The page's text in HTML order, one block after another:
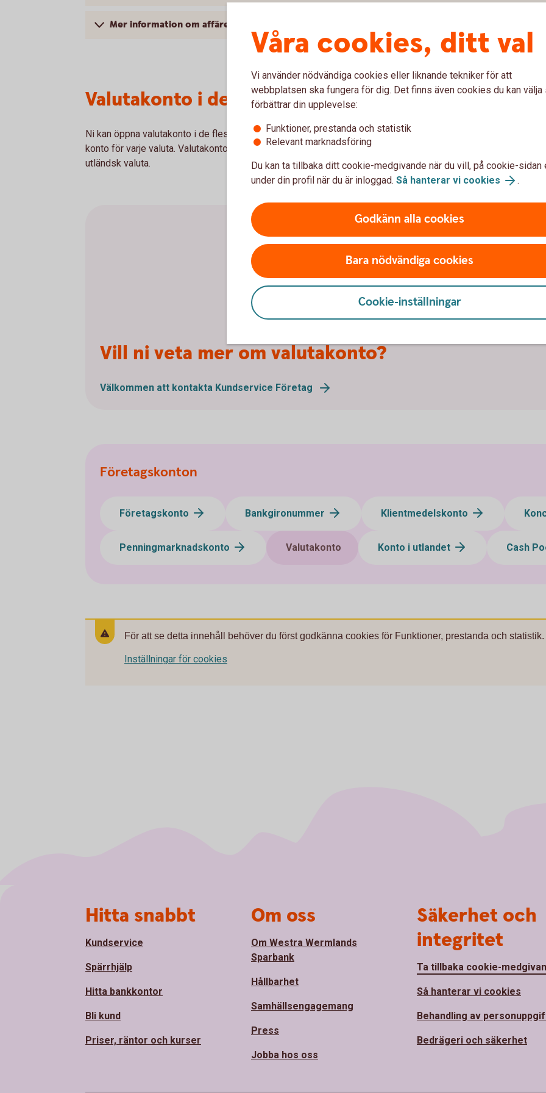
Mer information om affärer med utlandet
Valutakonto i de flesta valutor
Ni kan öppna valutakonto i de flesta valutor. Gör ni affärer i flera valutor öppnar ni ett
konto för varje valuta. Valutakontot kan inte användas för att sätta in och ta ut sedlar i
utländsk valuta.
Vill ni veta mer om valutakonto?
Välkommen att kontakta Kundservice Företag
Frågor?
Företagskonton
Företagskonto Bankgironummer Klientmedelskonto
Penningmarknadskonto Valutakonto Konto i utlandet Cash
För att se detta innehåll behöver du först godkänna cookies för Funktioner, prestanda och statistik.
Inställningar för cookies
Våra cookies, ditt val
Vi använder nödvändiga cookies eller liknande tekniker för att
webbplatsen ska fungera för dig. Det finns även cookies du kan välja
förbättrar din upplevelse:
Funktioner, prestanda och statistik
Relevant marknadsföring
Du kan ta tillbaka ditt cookie-medgivande när du vill, på cookie-sidan
under din profil när du är inloggad. Så hanterar vi cookies .
Godkänn alla cookies
Bara nödvändiga cookies
Cookie-inställningar
Hitta snabbt
Kundservice
Spärrhjälp
Hitta bankkontor
Bli kund
Priser, räntor och kurser
Om oss
Om Westra Wermlands
Sparbank
Hållbarhet
Samhällsengagemang
Press
Jobba hos oss
Säkerhet och
integritet
Ta tillbaka cookie-
Så hanterar vi cookies
Behandling av
Bedrägeri och säkerhet